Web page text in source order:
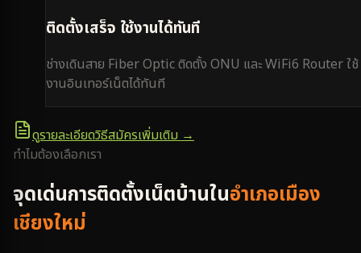
ติดตั้งเสร็จ ใช้งานได้ทันที
ช่างเดินสาย Fiber Optic ติดตั้ง ONU และ WiFi6 Router ใช้
งานอินเทอร์เน็ตได้ทันที
ดูรายละเอียดวิธีสมัครเพิ่มเติม →
ทำไมต้องเลือกเรา
จุดเด่นการติดตั้งเน็ตบ้านในอำเภอเมือง
เชียงใหม่